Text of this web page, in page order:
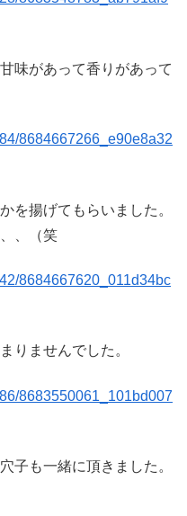
味があって香りがあって
を揚げてもらいました。
、（笑
りませんでした。
子も一緒に頂きました。